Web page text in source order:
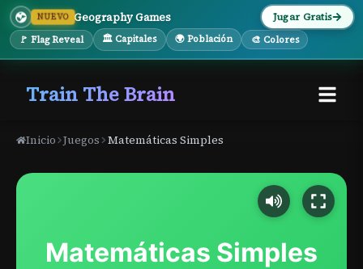
NUEVO Geography Games
🚩 Flag Reveal 🏛 Capitales 🌍 Población 🎨 Colores
Jugar Gratis
Train The Brain
Inicio Juegos Matemáticas Simples
Matemáticas Simples